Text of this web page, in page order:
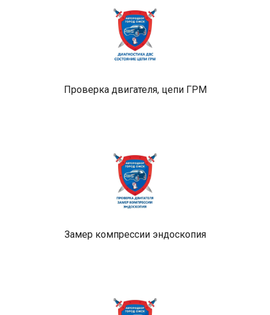
Проверка двигателя, цепи ГРМ
Замер компрессии эндоскопия